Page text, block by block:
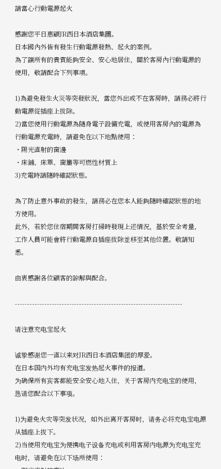
請當心行動電源起火
感謝您平日惠顧JR西日本酒店集團。
日本國內外皆有發生行動電源發熱、起火的案例。
為了讓所有的貴賓能夠安全、安心地居住，關於客房內行動電源的
使用，敬請配合下列事項。
1)為避免發生火災等突發狀況，當您外出或不在客房時，請務必將行
動電源從插座上拔除。
2)當您使用行動電源為隨身電子設備充電，或使用客房內的電源為
行動電源充電時，請避免在以下地點使用：
・陽光直射的窗邊
・床鋪、床單、窗簾等可燃性材質上
3)充電時請隨時確認狀態。
為了防止意外事故的發生，請務必在您本人能夠隨時確認狀態的地
方使用。
此外，若於您住宿期間客房打掃時發現上述情況，基於安全考量，
工作人員可能會將行動電源自插座拔除並移至其他位置。敬請知
悉。
由衷感謝各位顧客的諒解與配合。
--------------------------------------------------------------------
请注意充电宝起火
诚挚感谢您一直以来对JR西日本酒店集团的厚爱。
在日本国内外均有充电宝发热起火事件的报道。
为确保所有宾客都能安全安心地入住，关于客房内充电宝的使用，
恳请您配合以下事项。
1)为避免火灾等突发状况，如外出离开客房时，请务必将充电宝电源
从插座上拔下。
2)当使用充电宝为便携电子设备充电或利用客房内电源为充电宝充
电时，请避免在以下场所使用：